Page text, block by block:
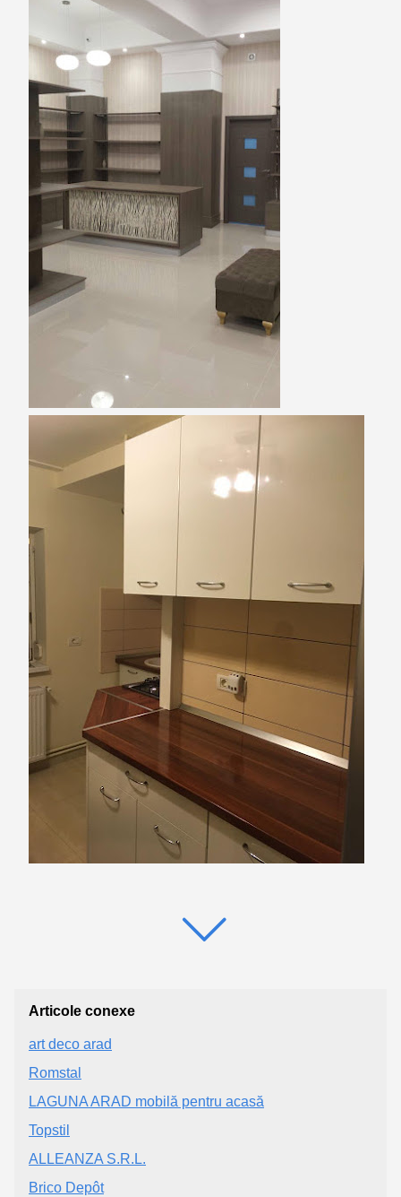
Articole conexe
art deco arad
Romstal
LAGUNA ARAD mobilă pentru acasă
Topstil
ALLEANZA S.R.L.
Brico Depôt